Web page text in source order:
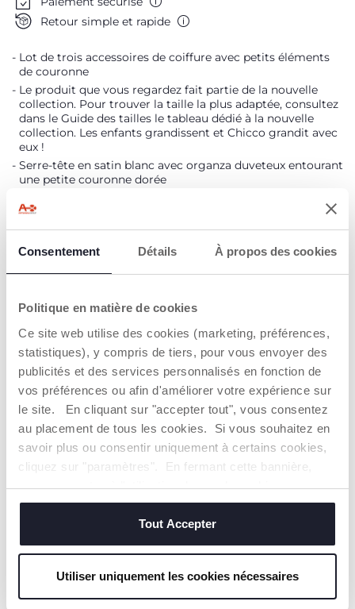
Consentement Détails À propos des cookies
Politique en matière de cookies
Ce site web utilise des cookies (marketing, préférences,
statistiques), y compris de tiers, pour vous envoyer des
publicités et des services personnalisés en fonction de
vos préférences ou afin d'améliorer votre expérience sur
le site. En cliquant sur "accepter tout", vous consentez
au placement de tous les cookies. Si vous souhaitez en
savoir plus ou consentir uniquement à certains cookies,
cliquez sur "paramètres". En fermant cette bannière,
vous consentez à l'utilisation des seuls cookies
techniques, qui sont essentiels au service demandé.
Tout Accepter
Utiliser uniquement les cookies nécessaires
Retour simple et rapide
Lot de trois accessoires de coiffure avec petits éléments
de couronne
Le produit que vous regardez fait partie de la nouvelle
collection. Pour trouver la taille la plus adaptée, consultez
dans le Guide des tailles le tableau dédié à la nouvelle
collection. Les enfants grandissent et Chicco grandit avec
eux !
Serre-tête en satin blanc avec organza duveteux entourant
une petite couronne dorée
Pince à cheveux de base en émail blanc avec couronne
dorée en guise de décoration
Un ensemble ludique pour tous les jours
DÉTAILS DU PRODUIT
AVERTISSEMENTS ET INSTRUCTIONS
Trouver un Revendeur
NOS RECOMMANDATIONS